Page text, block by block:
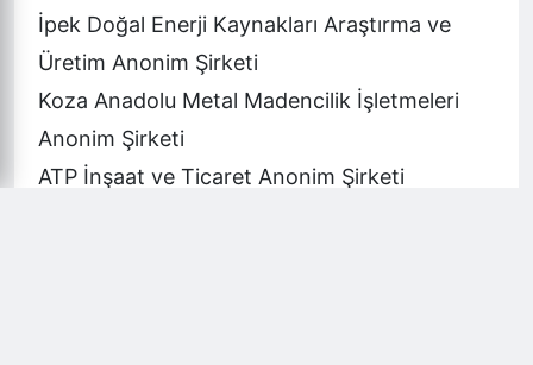
İpek Doğal Enerji Kaynakları Araştırma ve
Üretim Anonim Şirketi
Koza Anadolu Metal Madencilik İşletmeleri
Anonim Şirketi
ATP İnşaat ve Ticaret Anonim Şirketi